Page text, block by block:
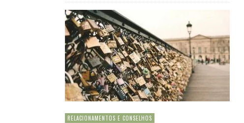
RELACIONAMENTOS E CONSELHOS